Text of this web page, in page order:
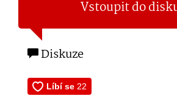
Vstoupit do
Diskuze